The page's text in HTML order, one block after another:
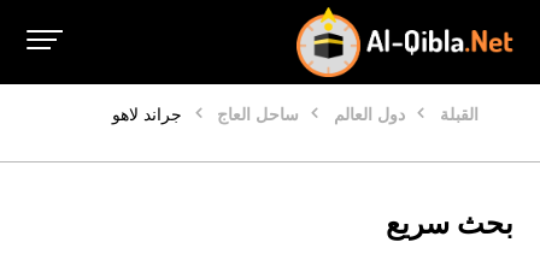
القبلة دول العالم ساحل العاج جراند لاهو
بحث سريع